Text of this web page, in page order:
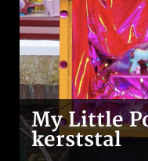
My Little
kerststal